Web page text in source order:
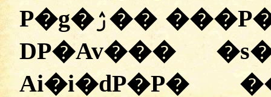
P�g�ۯ�� ���P�P� D� ��g�Aw�� D�
DP�Av���
Ai�i�dP�P�